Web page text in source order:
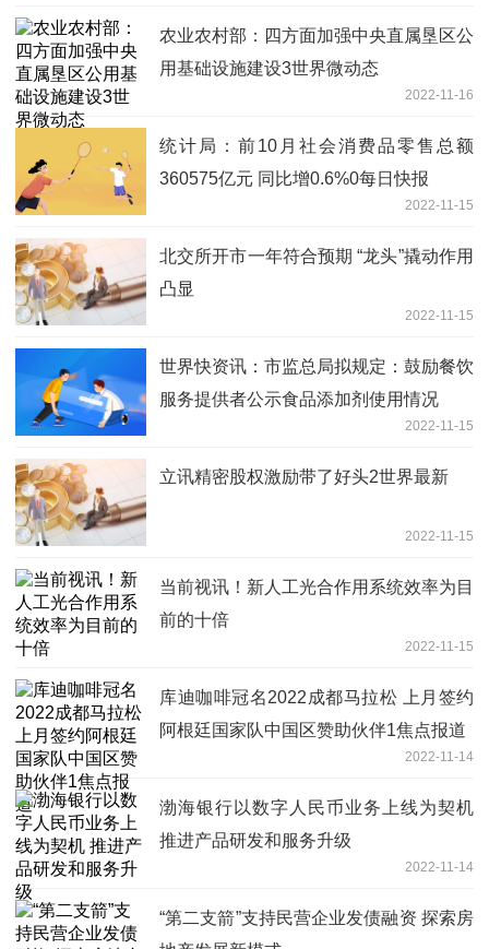
农业农村部：四方面加强中央直属垦区公
用基础设施建设3世界微动态
2022-11-16
统计局：前10月社会消费品零售总额
360575亿元 同比增0.6%0每日快报
2022-11-15
北交所开市一年符合预期 “龙头”撬动作用
凸显
2022-11-15
世界快资讯：市监总局拟规定：鼓励餐饮
服务提供者公示食品添加剂使用情况
2022-11-15
立讯精密股权激励带了好头2世界最新
2022-11-15
当前视讯！新人工光合作用系统效率为目
前的十倍
2022-11-15
库迪咖啡冠名2022成都马拉松 上月签约
阿根廷国家队中国区赞助伙伴1焦点报道
2022-11-14
渤海银行以数字人民币业务上线为契机
推进产品研发和服务升级
2022-11-14
“第二支箭”支持民营企业发债融资 探索房